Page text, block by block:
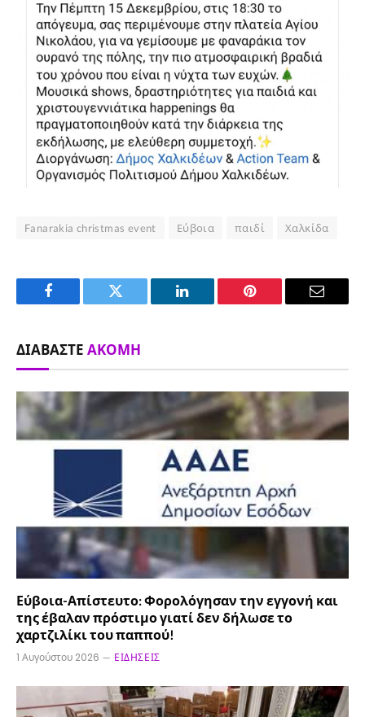
Fanarakia christmas event Εύβοια παιδί Χαλκίδα
Facebook Twitter LinkedIn Pinterest Email
ΔΙΑΒΆΣΤΕ ΑΚΌΜΗ
Εύβοια-Απίστευτο: Φορολόγησαν την εγγονή και
της έβαλαν πρόστιμο γιατί δεν δήλωσε το
χαρτζιλίκι του παππού!
1 Αυγούστου 2026 ΕΙΔΉΣΕΙΣ